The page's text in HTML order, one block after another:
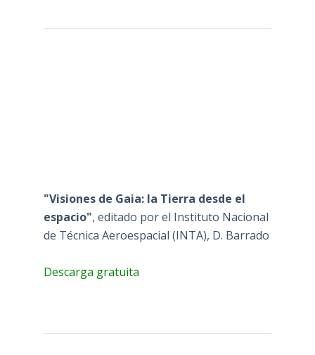
"Visiones de Gaia: la Tierra desde el
espacio", editado por el Instituto Nacional
de Técnica Aeroespacial (INTA), D. Barrado
Descarga gratuita